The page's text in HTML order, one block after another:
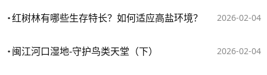
2026-02-04
红树林有哪些生存特长？如何适应高盐环境？
2026-02-04
闽江河口湿地-守护鸟类天堂（下）